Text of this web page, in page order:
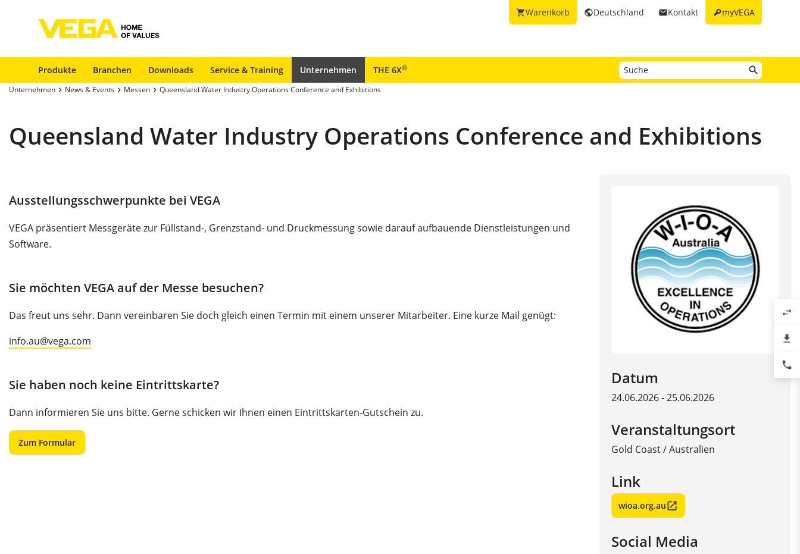
keymyVEGA
emailKontakt
publicDeutschland
shopping_cartWarenkorb
Produkte Branchen Downloads Service & Training Unternehmen THE 6X®
Unternehmen News & Events Messen Queensland Water Industry Operations Conference and Exhibitions
Queensland Water Industry Operations Conference and Exhibitions
Ausstellungsschwerpunkte bei VEGA
VEGA präsentiert Messgeräte zur Füllstand-, Grenzstand- und Druckmessung sowie darauf aufbauende Dienstleistungen und
Software.
Sie möchten VEGA auf der Messe besuchen?
Das freut uns sehr. Dann vereinbaren Sie doch gleich einen Termin mit einem unserer Mitarbeiter. Eine kurze Mail genügt:
info.au@vega.com
Sie haben noch keine Eintrittskarte?
Dann informieren Sie uns bitte. Gerne schicken wir Ihnen einen Eintrittskarten-Gutschein zu.
Zum Formular
Datum
24.06.2026 - 25.06.2026
Veranstaltungsort
Gold Coast /Australien
Link
wioa.org.au
Social Media
swap_horiz
file_download
phone